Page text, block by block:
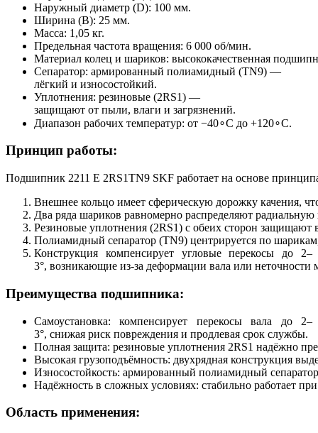
Наружный диаметр (D): 100 мм.
Ширина (B): 25 мм.
Масса: 1,05 кг.
Предельная частота вращения: 6 000 об/мин.
Материал колец и шариков: высококачественная
Сепаратор: армированный полиамидный (TN9) —
лёгкий и износостойкий.
Уплотнения: резиновые (2RS1) —
защищают от пыли, влаги и загрязнений.
Диапазон рабочих температур: от −40∘C до +120∘C.
Принцип работы:
Подшипник 2211 E 2RS1TN9 SKF работает на основе
Внешнее кольцо имеет сферическую дорожку качения,
Два ряда шариков равномерно распределяют
Резиновые уплотнения (2RS1) с обеих сторон
Полиамидный сепаратор (TN9) центрируется по
Конструкция компенсирует угловые перекосы до 2–
3°, возникающие из‑за деформации вала или неточности
Преимущества подшипника:
Самоустановка: компенсирует перекосы вала до 2–
3°, снижая риск повреждения и продлевая срок службы.
Полная защита: резиновые уплотнения 2RS1 надёжно
Высокая грузоподъёмность: двухрядная конструкция
Износостойкость: армированный полиамидный
Надёжность в сложных условиях: стабильно работает
Область применения: